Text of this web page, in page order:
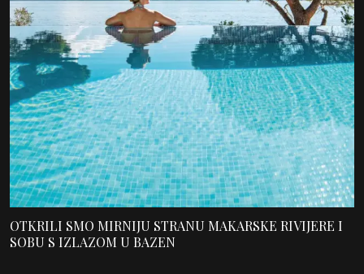
OTKRILI SMO MIRNIJU STRANU MAKARSKE RIVIJERE I
SOBU S IZLAZOM U BAZEN